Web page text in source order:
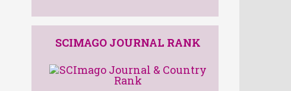
SCIMAGO JOURNAL RANK